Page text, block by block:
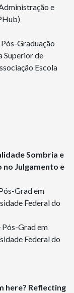
e
Graduação
Superior de
Escola
Sombria e
Julgamento e
Grad em
Federal do
Grad em
Federal do
here? Reflecting